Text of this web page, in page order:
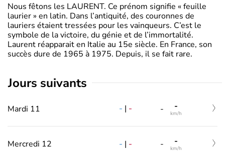
Nous fêtons les LAURENT. Ce prénom signifie « feuille
laurier » en latin. Dans l’antiquité, des couronnes de
lauriers étaient tressées pour les vainqueurs. C’est le
symbole de la victoire, du génie et de l’immortalité.
Laurent réapparait en Italie au 15e siècle. En France, son
succès dure de 1965 à 1975. Depuis, il se fait rare.
jours suivants
Mardi 11 - | - - -
km/h
Mercredi 12 - | - - -
km/h